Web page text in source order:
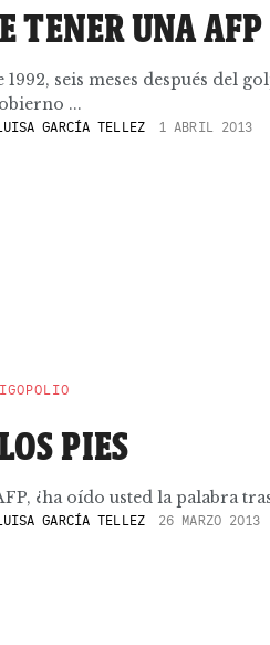
TENER UNA AFP
seis meses después del
...
GARCÍA TELLEZ 1 ABRIL 2013
PIES
¿ha oído usted la palabra
GARCÍA TELLEZ 26 MARZO 2013